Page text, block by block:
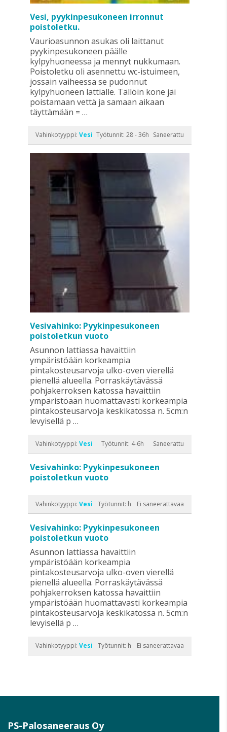
Vesi, pyykinpesukoneen irronnut
poistoletku.
Vaurioasunnon asukas oli laittanut
pyykinpesukoneen päälle
kylpyhuoneessa ja mennyt nukkumaan.
Poistoletku oli asennettu wc-istuimeen,
jossain vaiheessa se pudonnut
kylpyhuoneen lattialle. Tällöin kone jäi
poistamaan vettä ja samaan aikaan
täyttämään = …
Saneerattu
Vahinkotyyppi:Vesi Työtunnit: 28 - 36h
Vesivahinko: Pyykinpesukoneen
poistoletkun vuoto
Asunnon lattiassa havaittiin
ympäristöään korkeampia
pintakosteusarvoja ulko-oven vierellä
pienellä alueella. Porraskäytävässä
pohjakerroksen katossa havaittiin
ympäristöään huomattavasti korkeampia
pintakosteusarvoja keskikatossa n. 5cm:n
levyisellä p …
Saneerattu
Vahinkotyyppi:Vesi Työtunnit: 4-6h
Vesivahinko: Pyykinpesukoneen
poistoletkun vuoto
Ei saneerattavaa
Vahinkotyyppi:Vesi Työtunnit: h
Vesivahinko: Pyykinpesukoneen
poistoletkun vuoto
Asunnon lattiassa havaittiin
ympäristöään korkeampia
pintakosteusarvoja ulko-oven vierellä
pienellä alueella. Porraskäytävässä
pohjakerroksen katossa havaittiin
ympäristöään huomattavasti korkeampia
pintakosteusarvoja keskikatossa n. 5cm:n
levyisellä p …
Ei saneerattavaa
Vahinkotyyppi:Vesi Työtunnit: h
PS-Palosaneeraus Oy